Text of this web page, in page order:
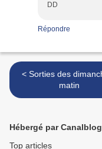
DD
Répondre
< Sorties des dimanches-
matin
Hébergé par Canalblog
Top articles